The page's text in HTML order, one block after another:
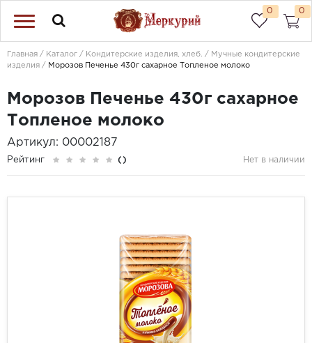
0 0
Главная Каталог Кондитерские изделия, хлеб.
Мучные кондитерские
изделия
Морозов Печенье 430г сахарное Топленое молоко
Морозов Печенье 430г сахарное
Топленое молоко
Артикул: 00002187
Рейтинг () Нет в наличии